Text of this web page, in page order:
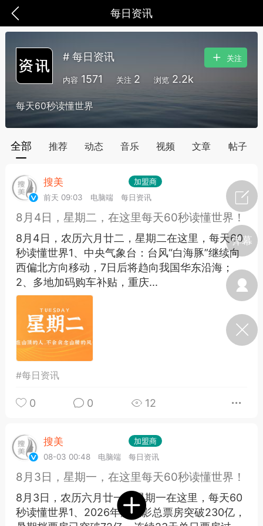
弹幕
每日资讯
爆汗熊 芯诗妍 TONGYANMEI
卡卡动能素 卡卡美业 美业357
肤色重建术
斑术
DR.YY面膜
熊
Lv.3
闪充小白罐
本/双效闪充，养出紧致小白脸！一、项
充小白罐 = 闪充大白肌（仪器）× 草本
产品）×极光嫩肤啫喱（产品）这是一套
护...
# 每日资讯
内容 1571 关注 2 浏览 2.2k
关注
每天60秒读懂世界
全部 推荐 动态 音乐 视频 文章 帖子
搜美
加盟商
前天 09:03
电脑端 每日资讯
8月4日，星期二，在这里每天60秒读懂世界！
8月4日，农历六月廿二，星期二在这里，每天60
秒读懂世界1、中央气象台：台风“白海豚”继续向
西偏北方向移动，7日后将趋向我国华东沿海；
2、多地加码购车补贴，重庆...
#每日资讯
0 0 12
搜美
加盟商
08-03 00:48
电脑端 每日资讯
8月3日，星期一，在这里每天60秒读懂世界！
8月3日，农历六月廿一，星期一在这里，每天60
秒读懂世界1、2026年度电影总票房突破230亿，